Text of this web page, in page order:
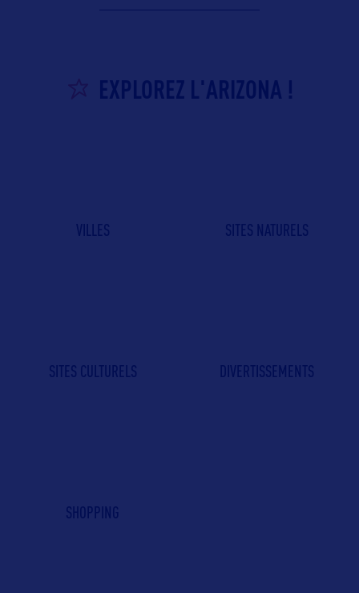
EXPLOREZ L'ARIZONA !
VILLES SITES NATURELS
SITES CULTURELS DIVERTISSEMENTS
SHOPPING